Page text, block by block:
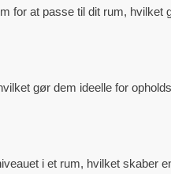
for at passe til dit rum, hvilket
gør dem ideelle for
i et rum, hvilket skaber